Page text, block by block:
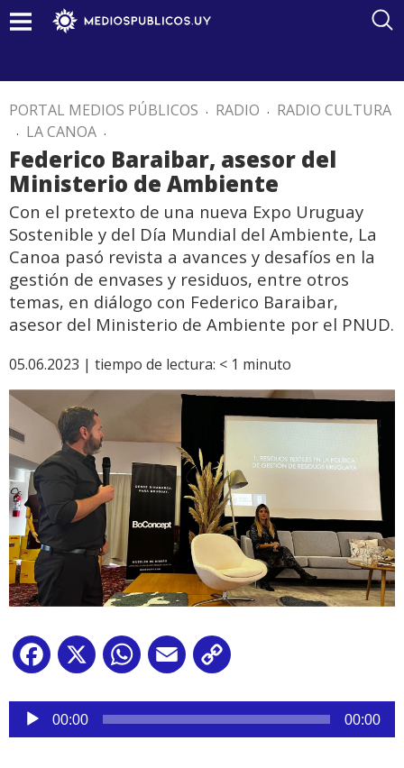
PORTAL MEDIOS PÚBLICOS . RADIO . RADIO CULTURA
. LA CANOA .
Federico Baraibar, asesor del
Ministerio de Ambiente
Con el pretexto de una nueva Expo Uruguay
Sostenible y del Día Mundial del Ambiente, La
Canoa pasó revista a avances y desafíos en la
gestión de envases y residuos, entre otros
temas, en diálogo con Federico Baraibar,
asesor del Ministerio de Ambiente por el PNUD.
05.06.2023 | tiempo de lectura: < 1 minuto
Facebook
X WhatsApp
Email
Reproductor
audio
00:00 00:00